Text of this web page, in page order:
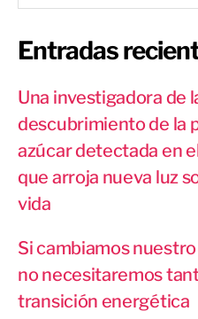
Entradas
Una investigadora de
descubrimiento de la
azúcar detectada en
que arroja nueva luz
vida
Si cambiamos
no necesitaremos
transición energética